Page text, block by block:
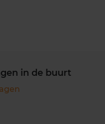
in de buurt